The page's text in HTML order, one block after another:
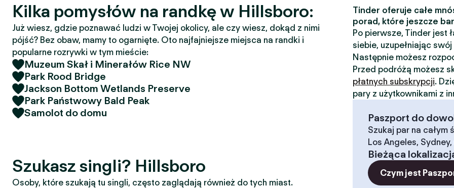
Kilka pomysłów na randkę w Hillsboro:
Już wiesz, gdzie poznawać ludzi w Twojej okolicy, ale czy wiesz, dokąd z nimi
pójść? Bez obaw, mamy to ogarnięte. Oto najfajniejsze miejsca na randki i
popularne rozrywki w tym mieście:
Muzeum Skał i Minerałów Rice NW
Park Rood Bridge
Jackson Bottom Wetlands Preserve
Park Państwowy Bald Peak
Samolot do domu
Szukasz singli? Hillsboro
Osoby, które szukają tu singli, często zaglądają również do tych miast.
Tinder oferuje całe
porad, które jeszcze
Po pierwsze, Tinder jest
siebie, uzupełniając
Następnie możesz
Przed podróżą możesz
płatnych subskrypcji.
pary z użytkownikami z
Paszport do
Szukaj par na całym
Los Angeles,
Bieżąca
Czym jest